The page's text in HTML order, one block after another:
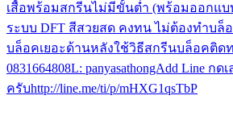
เสื้อพร้อมสกรีนไม่มีขั้นต่ำ (พร้อมออกแบ
ระบบ DFT สีสวยสด คงทน ไม่ต้องทำบล็
บล็อคเยอะด้านหลังใช้วิธีสกรีนบล็อคติด
0831664808L: panyasathongAdd Line กดเ
ครับhttp://line.me/ti/p/mHXG1qsTbP